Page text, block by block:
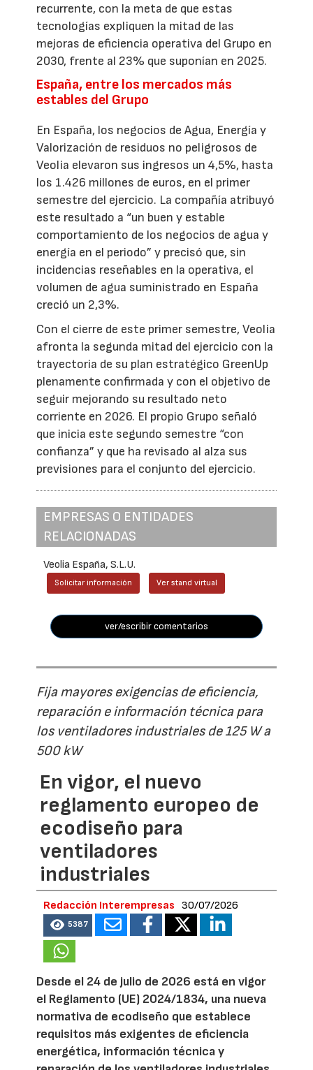
recurrente, con la meta de que estas
tecnologías expliquen la mitad de las
mejoras de eficiencia operativa del Grupo en
2030, frente al 23% que suponían en 2025.
España, entre los mercados más
estables del Grupo
En España, los negocios de Agua, Energía y
Valorización de residuos no peligrosos de
Veolia elevaron sus ingresos un 4,5%, hasta
los 1.426 millones de euros, en el primer
semestre del ejercicio. La compañía atribuyó
este resultado a “un buen y estable
comportamiento de los negocios de agua y
energía en el periodo” y precisó que, sin
incidencias reseñables en la operativa, el
volumen de agua suministrado en España
creció un 2,3%.
Con el cierre de este primer semestre, Veolia
afronta la segunda mitad del ejercicio con la
trayectoria de su plan estratégico GreenUp
plenamente confirmada y con el objetivo de
seguir mejorando su resultado neto
corriente en 2026. El propio Grupo señaló
que inicia este segundo semestre “con
confianza” y que ha revisado al alza sus
previsiones para el conjunto del ejercicio.
EMPRESAS O ENTIDADES
RELACIONADAS
Veolia España, S.L.U.
Solicitar información Ver stand virtual
ver/escribir comentarios
Fija mayores exigencias de eficiencia,
reparación e información técnica para
los ventiladores industriales de 125 W a
500 kW
En vigor, el nuevo
reglamento europeo de
ecodiseño para
ventiladores
industriales
Redacción Interempresas 30/07/2026
5387
Desde el 24 de julio de 2026 está en vigor
el Reglamento (UE) 2024/1834, una nueva
normativa de ecodiseño que establece
requisitos más exigentes de eficiencia
energética, información técnica y